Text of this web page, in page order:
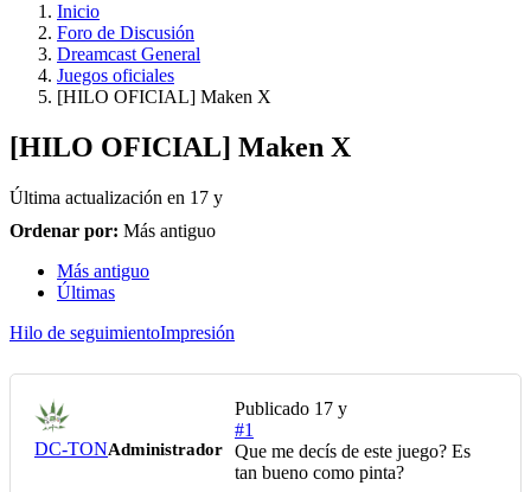
Inicio
Foro de Discusión
Dreamcast General
Juegos oficiales
[HILO OFICIAL] Maken X
[HILO OFICIAL] Maken X
Última actualización en 17 y
Ordenar por: Más antiguo
Más antiguo
Últimas
Hilo de seguimientoImpresión
DC-TONAdministrador
Publicado 17 y
#1
Que me decís de este juego? Es
tan bueno como pinta?